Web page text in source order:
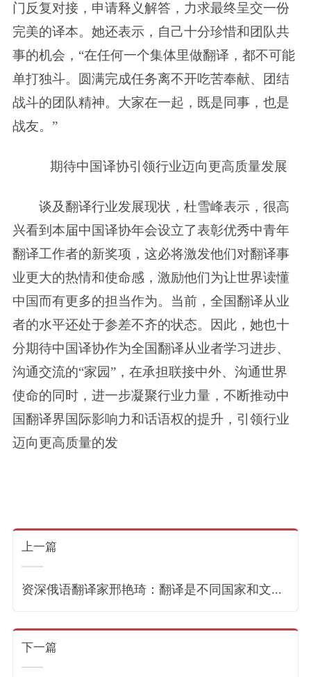
门反复对接，申请释义解答，力求最终呈交一份
完美的译本。她还表示，自己十分珍惜和团队共
事的机会，“在任何一个集体里做翻译，都不可能
单打独斗。圆满完成任务离不开吃苦奉献、团结
战斗的团队精神。大家在一起，既是同事，也是
战友。”
期待中国译协引领行业迈向更高质量发展
谈及翻译行业发展现状，杜雪峰表示，很高
兴看到本届中国译协年会设立了表彰优秀中青年
翻译工作者的新奖项，这必将激发他们对翻译事
业更大的热情和使命感，激励他们为让世界读懂
中国而有更多的担当作为。当前，全国翻译从业
者的水平还处于参差不齐的状态。因此，她也十
分期待中国译协作为全国翻译从业者学习进步、
沟通交流的“家园”，在承担联接中外、沟通世界
使命的同时，进一步凝聚行业力量，不断推动中
国翻译界国际影响力和话语权的提升，引领行业
迈向更高质量的发
上一篇
资深俄语翻译家邢艳琦：翻译是不同国家和文...
下一篇